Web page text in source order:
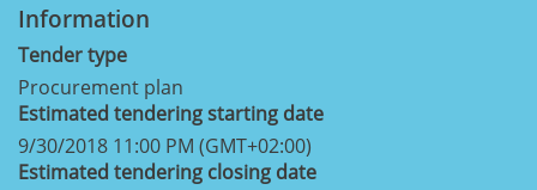
Information
Tender type
Procurement plan
Estimated tendering starting date
9/30/2018 11:00 PM (GMT+02:00)
Estimated tendering closing date